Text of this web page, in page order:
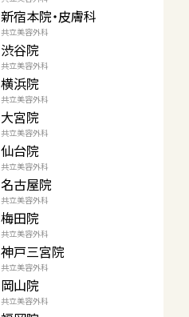
新宿本院・皮膚科
共立美容外科
渋谷院
共立美容外科
横浜院
共立美容外科
大宮院
共立美容外科
仙台院
共立美容外科
名古屋院
共立美容外科
梅田院
共立美容外科
神戸三宮院
共立美容外科
岡山院
共立美容外科